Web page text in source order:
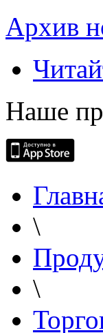
Архив
Наше
\
\